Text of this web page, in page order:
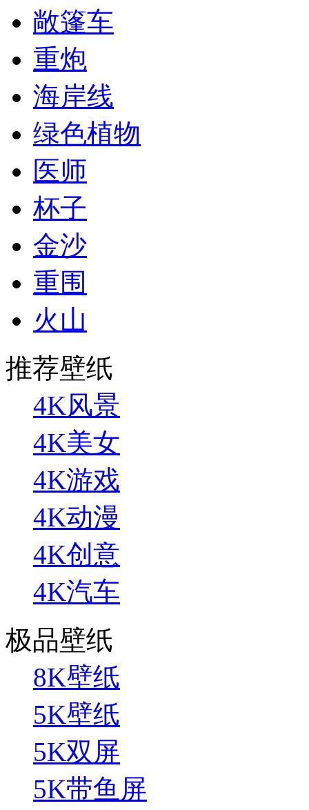
敞篷车
重炮
海岸线
绿色植物
医师
杯子
金沙
重围
火山
推荐壁纸
4K风景
4K美女
4K游戏
4K动漫
4K创意
4K汽车
极品壁纸
8K壁纸
5K壁纸
5K双屏
5K带鱼屏